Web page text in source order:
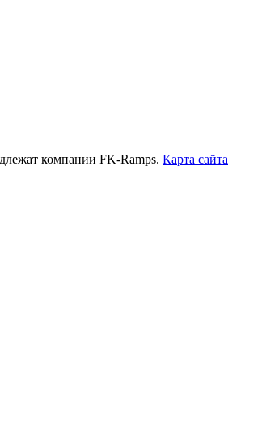
компании FK-Ramps. Карта сайта